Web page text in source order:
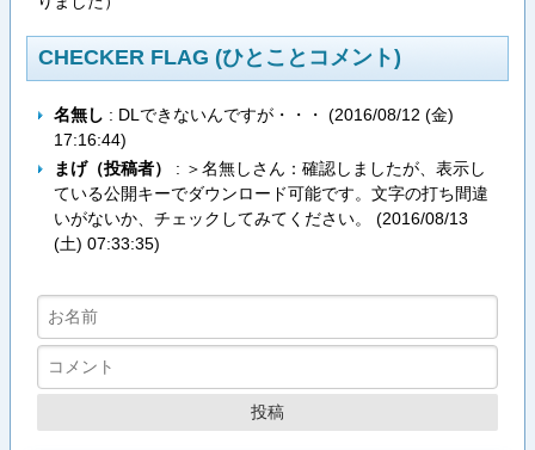
CHECKER FLAG (ひとことコメント)
名無し : DLできないんですが・・・ (2016/08/12 (金)
17:16:44)
まげ（投稿者）
: ＞名無しさん：確認しましたが、表示し
ている公開キーでダウンロード可能です。文字の打ち間違
いがないか、チェックしてみてください。 (2016/08/13
(土) 07:33:35)